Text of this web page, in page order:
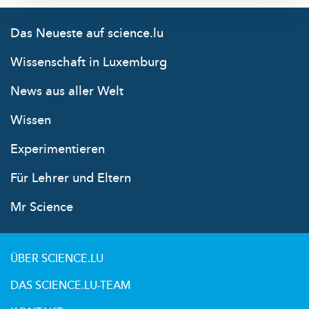
Das Neueste auf science.lu
Wissenschaft in Luxemburg
News aus aller Welt
Wissen
Experimentieren
Für Lehrer und Eltern
Mr Science
ÜBER SCIENCE.LU
DAS SCIENCE.LU-TEAM